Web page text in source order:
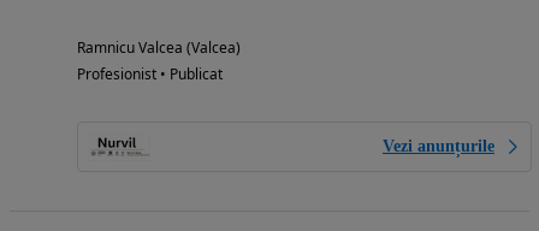
Ramnicu Valcea (Valcea)
Profesionist • Publicat
Vezi anunțurile